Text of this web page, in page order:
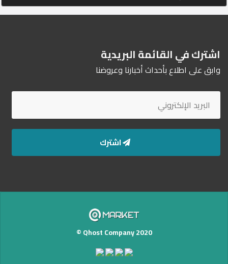
اشترك في القائمة البريدية
وابق على اطلاع بأحداث أخبارنا وعروضنا
اشترك
Qhost Company 2020 ©